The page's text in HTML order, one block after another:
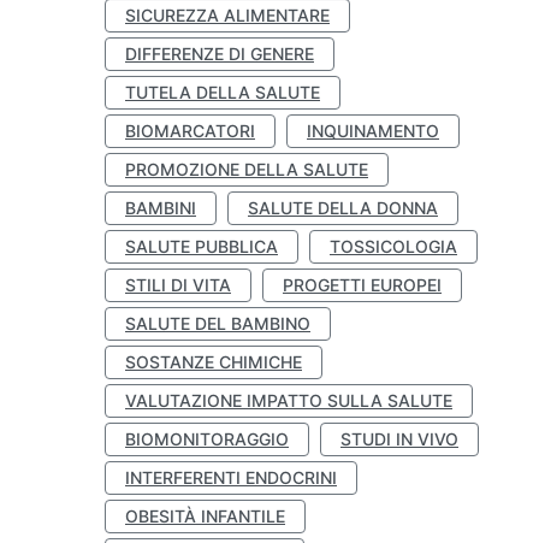
SICUREZZA ALIMENTARE
DIFFERENZE DI GENERE
TUTELA DELLA SALUTE
BIOMARCATORI
INQUINAMENTO
PROMOZIONE DELLA SALUTE
BAMBINI
SALUTE DELLA DONNA
SALUTE PUBBLICA
TOSSICOLOGIA
STILI DI VITA
PROGETTI EUROPEI
SALUTE DEL BAMBINO
SOSTANZE CHIMICHE
VALUTAZIONE IMPATTO SULLA SALUTE
BIOMONITORAGGIO
STUDI IN VIVO
INTERFERENTI ENDOCRINI
OBESITÀ INFANTILE